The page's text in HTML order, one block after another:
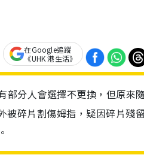
在Google追蹤
《UHK 港生活》
部分人會選擇不更換，但原來
被碎片割傷姆指，疑因碎片殘